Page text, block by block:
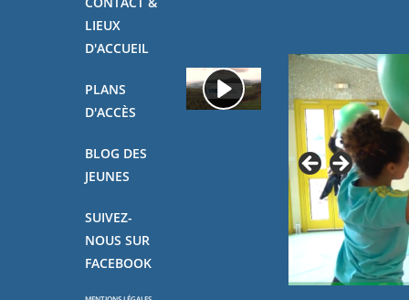
LIEUX
D'ACCUEIL
PLANS
D'ACCÈS
BLOG DES
JEUNES
SUIVEZ-
NOUS SUR
FACEBOOK